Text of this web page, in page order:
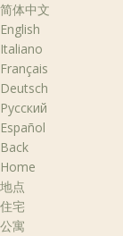
简体中文
English
Italiano
Français
Deutsch
Русский
Español
Back
Home
地点
住宅
公寓